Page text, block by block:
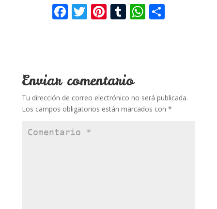
F
ac
o
o
k
T
w
Pi
nt
st
T
u
r
W
h
p r
Enviar comentario
Tu dirección de correo electrónico no será publicada.
Los campos obligatorios están marcados con *